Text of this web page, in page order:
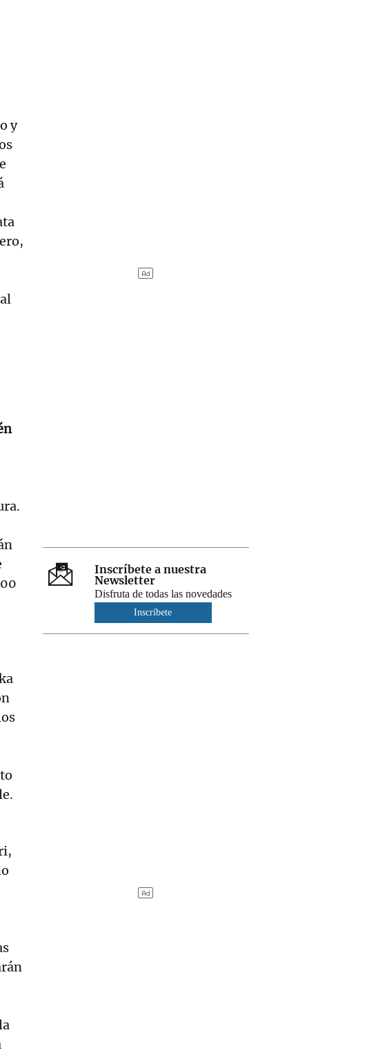
y
Inscríbete a nuestra
Newsletter
Disfruta de todas las novedades
Inscríbete